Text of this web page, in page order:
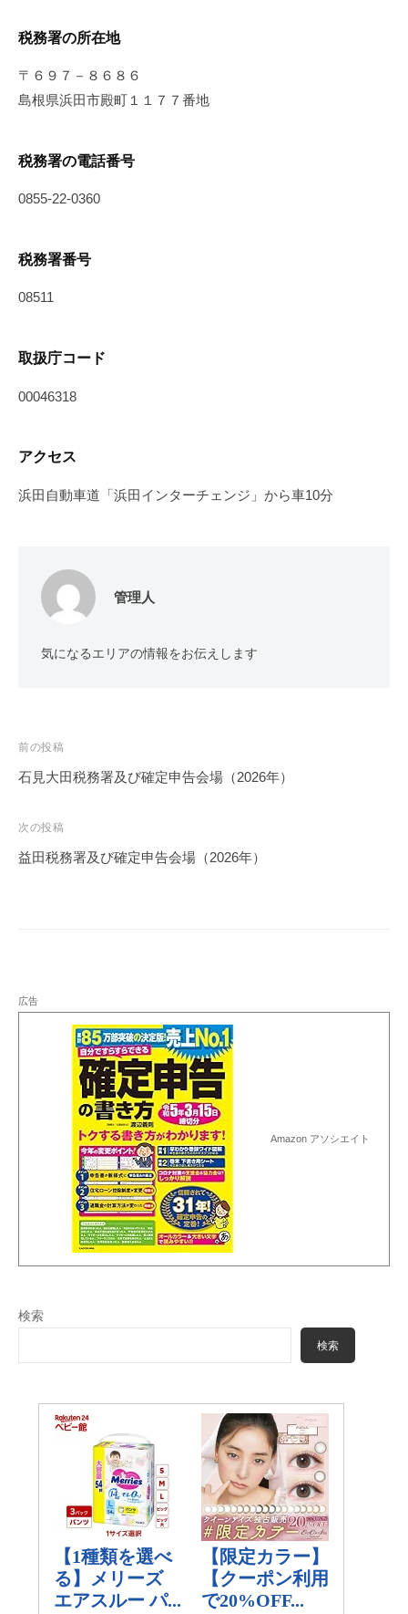
税務署の所在地
〒６９７－８６８６
島根県浜田市殿町１１７７番地
税務署の電話番号
0855-22-0360
税務署番号
08511
取扱庁コード
00046318
アクセス
浜田自動車道「浜田インターチェンジ」から車10分
管理人
気になるエリアの情報をお伝えします
投
稿
ビ
ゲ
前の投稿
石見大田税務署及び確定申告会場（2026年）
次の投稿
益田税務署及び確定申告会場（2026年）
広告
Amazon アソシエイト
検索
検索